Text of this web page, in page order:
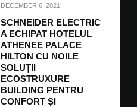
DECEMBER 6, 2021
SCHNEIDER ELECTRIC
A ECHIPAT HOTELUL
ATHENEE PALACE
HILTON CU NOILE
SOLUȚII
ECOSTRUXURE
BUILDING PENTRU
CONFORT ȘI